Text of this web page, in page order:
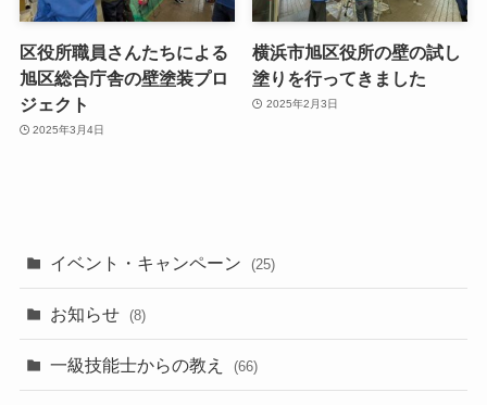
区役所職員さんたちによる
旭区総合庁舎の壁塗装プロ
ジェクト
2025年3月4日
横浜市旭区役所の壁の試し
塗りを行ってきました
2025年2月3日
イベント・キャンペーン (25)
お知らせ (8)
一級技能士からの教え (66)